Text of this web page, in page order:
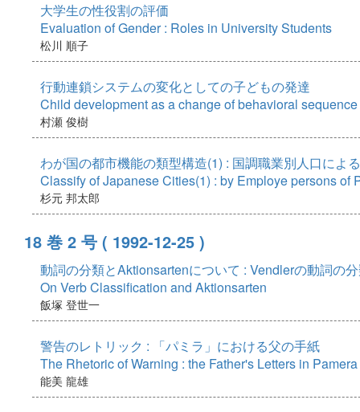
大学生の性役割の評価
Evaluation of Gender : Roles in University Students
松川 順子
行動連鎖システムの変化としての子どもの発達
Child development as a change of behavioral
村瀬 俊樹
わが国の都市機能の類型構造(1) : 国調職業別人口による
Classify of Japanese Cities(1) : by Employe persons of
杉元 邦太郎
18 巻 2 号 ( 1992-12-25 )
動詞の分類とAktionsartenについて : Vendlerの動詞の
On Verb Classification and Aktionsarten
飯塚 登世一
警告のレトリック : 「パミラ」における父の手紙
The Rhetoric of Warning : the Father's Letters in Pamera
能美 龍雄